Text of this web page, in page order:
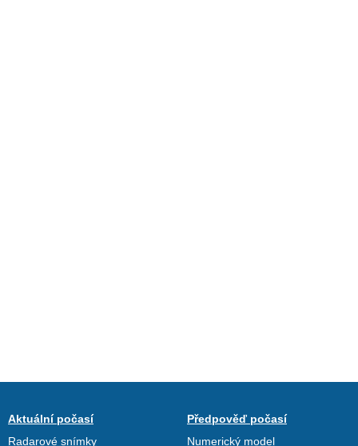
Aktuální počasí
Radarové snímky
Předpověď počasí
Numerický model